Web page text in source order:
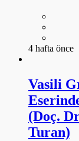
4 hafta önce
Vasili
(Doç.
Turan)